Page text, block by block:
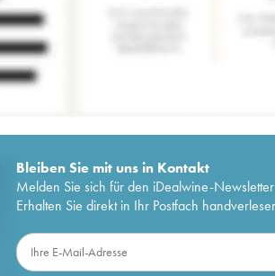
Bleiben Sie mit uns in Kontakt
Melden Sie sich für den iDealwine-
Erhalten Sie direkt in Ihr Postfach